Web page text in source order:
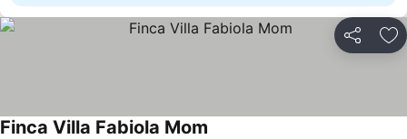
Del
Finca Villa Fabiola Mom